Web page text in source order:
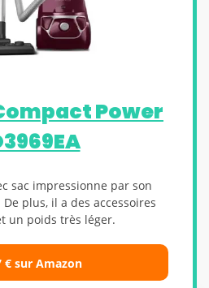
Power
sac impressionne par son
plus, il a des accessoires
un poids très léger.
€ sur Amazon